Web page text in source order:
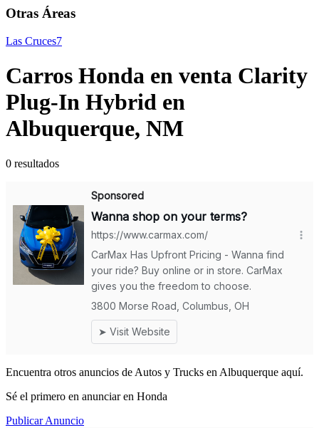
Otras Áreas
Las Cruces7
Carros Honda en venta Clarity
Plug-In Hybrid en
Albuquerque, NM
0 resultados
Encuentra otros anuncios de Autos y Trucks en Albuquerque aquí.
Sé el primero en anunciar en Honda
Publicar Anuncio